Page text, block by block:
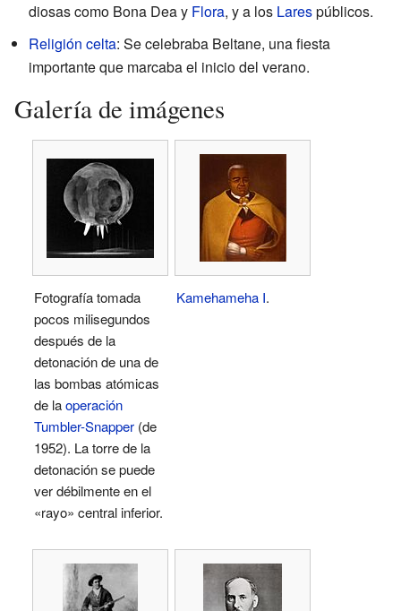
diosas como Bona Dea y Flora, y a los Larespúblicos.
Religión celta: Se celebraba Beltane, una fiesta
importante que marcaba el inicio del verano.
Galería de imágenes
Fotografía tomada
pocos milisegundos
después de la
detonación de una de
las bombas atómicas
de laoperación
Tumbler-Snapper (de
1952). La torre de la
detonación se puede
ver débilmente en el
«rayo» central inferior.
Kamehameha I.